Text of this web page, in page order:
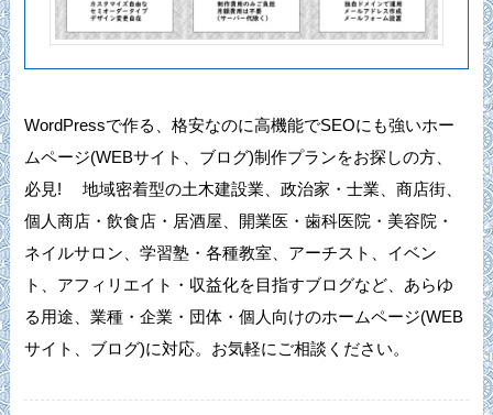
WordPressで作る、格安なのに高機能でSEOにも強いホー
ムページ(WEBサイト、ブログ)制作プランをお探しの方、
必見! 地域密着型の土木建設業、政治家・士業、商店街、
個人商店・飲食店・居酒屋、開業医・歯科医院・美容院・
ネイルサロン、学習塾・各種教室、アーチスト、イベン
ト、アフィリエイト・収益化を目指すブログなど、あらゆ
る用途、業種・企業・団体・個人向けのホームページ(WEB
サイト、ブログ)に対応。お気軽にご相談ください。